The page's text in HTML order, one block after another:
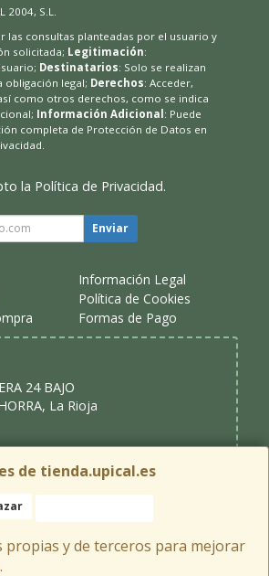
de tienda.upical.es
propias y de terceros para mejorar
2004, S.L.
las consultas planteadas por el usuario y
solicitada; Legitimación:
Destinatarios: Solo se realizan
obligación legal; Derechos: Acceder,
como otros derechos, como se indica
Información Adicional: Puede
completa de Protección de Datos en
la Política de Privacidad.
Enviar
Información Legal
Política de Cookies
Formas de Pago
24 BAJO
, La Rioja
- 20:00